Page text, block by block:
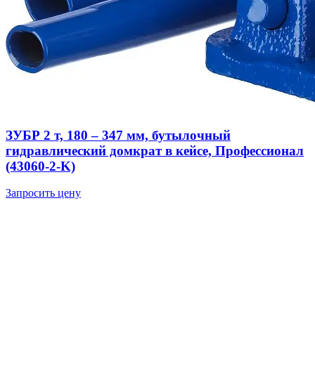
ЗУБР 2 т, 180 – 347 мм, бутылочный
гидравлический домкрат в кейсе, Профессионал
(43060-2-K)
Запросить цену